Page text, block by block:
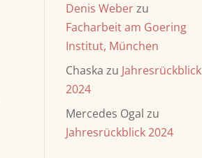
Denis Weberzu
Facharbeit am Goering
Institut, München
Chaska zu Jahresrückblick
2024
Mercedes Ogal zu
Jahresrückblick 2024